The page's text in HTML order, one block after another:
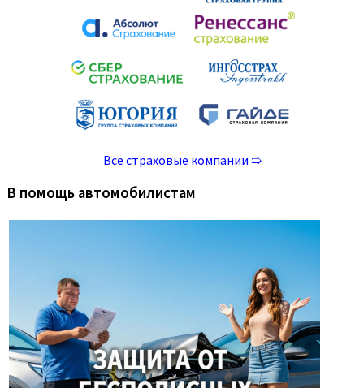
Все страховые компании ➯
В помощь автомобилистам